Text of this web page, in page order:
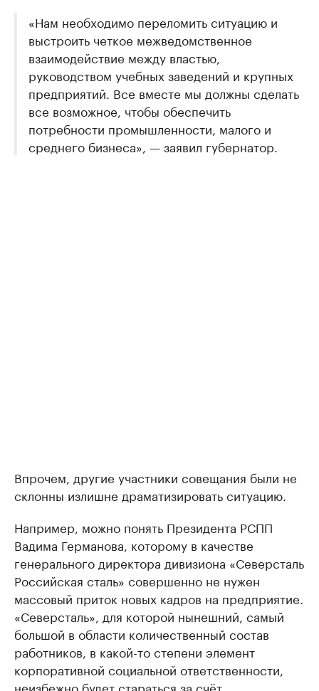
«Нам необходимо переломить ситуацию и
выстроить четкое межведомственное
взаимодействие между властью,
руководством учебных заведений и крупных
предприятий. Все вместе мы должны сделать
все возможное, чтобы обеспечить
потребности промышленности, малого и
среднего бизнеса», — заявил губернатор.
Впрочем, другие участники совещания были не
склонны излишне драматизировать ситуацию.
Например, можно понять Президента РСПП
Вадима Германова, которому в качестве
генерального директора дивизиона «Северсталь
Российская сталь» совершенно не нужен
массовый приток новых кадров на предприятие.
«Северсталь», для которой нынешний, самый
большой в области количественный состав
работников, в какой-то степени элемент
корпоративной социальной ответственности,
неизбежно будет стараться за счёт